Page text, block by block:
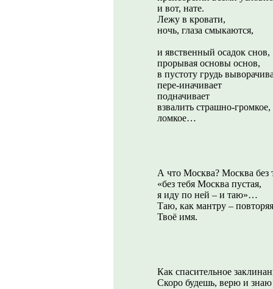
и вот, нате.
Лежу в кровати,
ночь, глаза смыкаются,
и явственный осадок снов,
прорывая основы основ,
в пустоту грудь
пере-иначивает
подначивает
взвалить страшно-громкое,
ломкое…
А что Москва? Москва без
«без тебя Москва пустая,
я иду по ней – и таю»…
Таю, как мантру –
Твоё имя.
Как спасительное
Скоро будешь, верю и знаю